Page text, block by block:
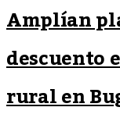
Reparan
Norte tras
Amplían
descuento
rural en